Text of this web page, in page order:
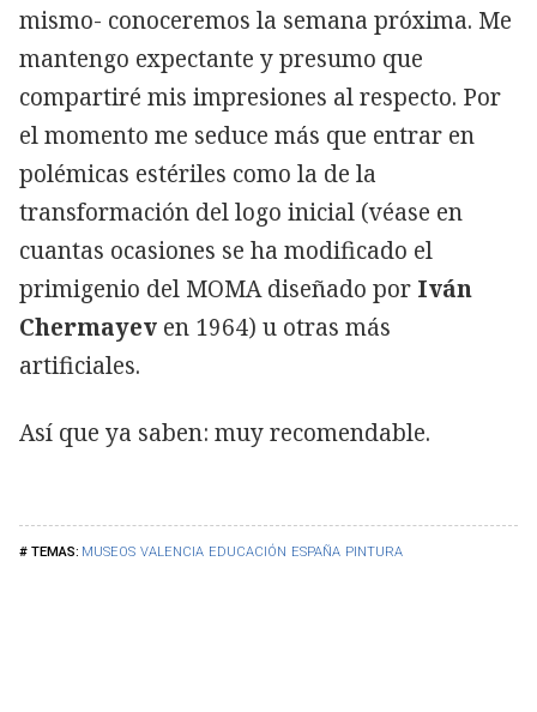
MUSEOS VALENCIA EDUCACIÓN ESPAÑA PINTURA
mismo- conoceremos la semana próxima. Me
mantengo expectante y presumo que
compartiré mis impresiones al respecto. Por
el momento me seduce más que entrar en
polémicas estériles como la de la
transformación del logo inicial (véase en
cuantas ocasiones se ha modificado el
primigenio del MOMA diseñado por Iván
Chermayev en 1964) u otras más
artificiales.
Así que ya saben: muy recomendable.